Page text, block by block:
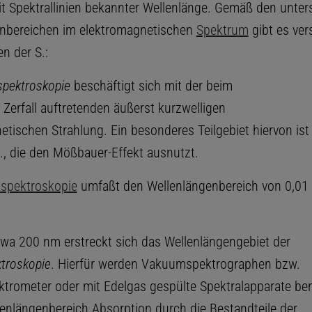
Spektrallinien bekannter Wellenlänge. Gemäß den
im elektromagnetischen Spektrum gibt es
der S.:
beschäftigt sich mit der beim
auftretenden äußerst kurzwelligen
Strahlung. Ein besonderes Teilgebiet hiervon ist
die den Mößbauer-Effekt ausnutzt.
umfaßt den Wellenlängenbereich von
200 nm erstreckt sich das Wellenlängengebiet der
. Hierfür werden Vakuumspektrographen bzw.
oder mit Edelgas gespülte Spektralapparate
Absorption durch die Bestandteile der